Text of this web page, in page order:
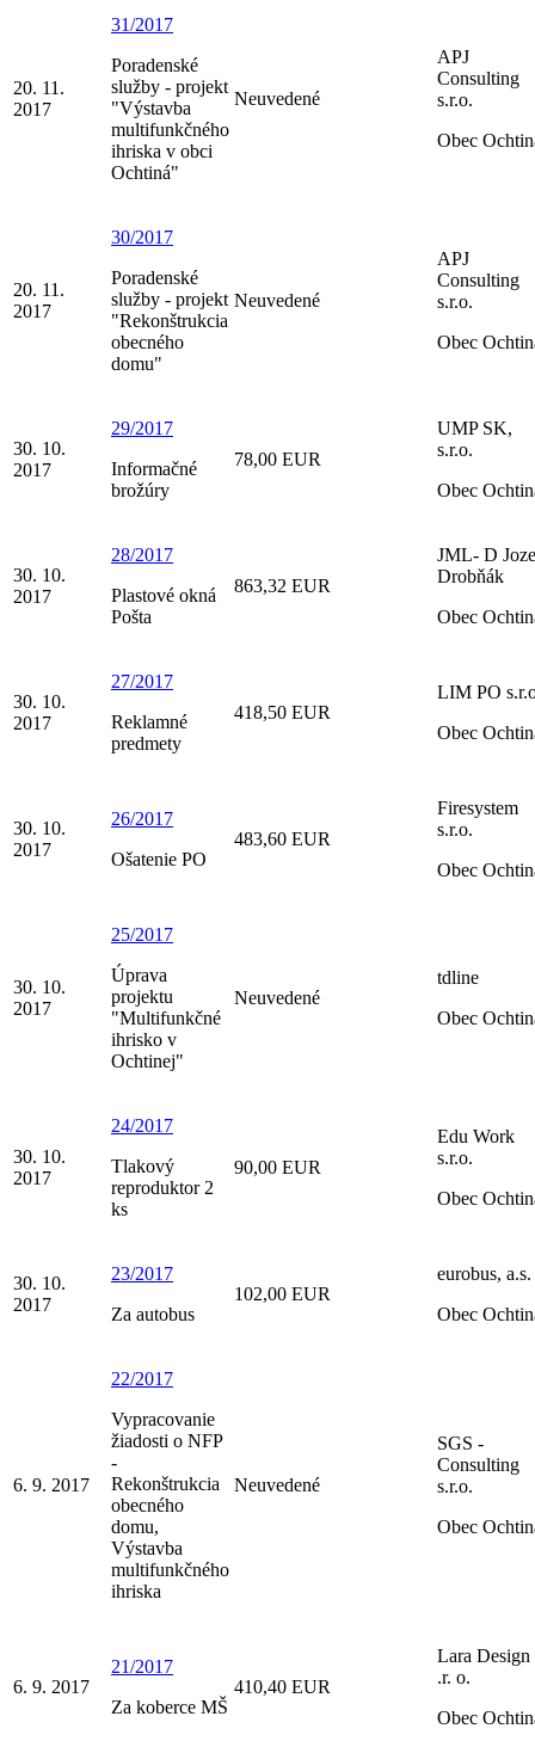
20. 11.
2017
31/2017
Poradenské
služby - projekt
"Výstavba
multifunkčného
ihriska v obci
Ochtiná"
Neuvedené
APJ
Consulting
s.r.o.
Obec
20. 11.
2017
30/2017
Poradenské
služby - projekt
"Rekonštrukcia
obecného
domu"
Neuvedené
APJ
Consulting
s.r.o.
Obec
30. 10.
2017
29/2017
Informačné
brožúry
78,00 EUR
UMP SK,
s.r.o.
Obec
30. 10.
2017
28/2017
Plastové okná
Pošta
863,32 EUR
JML- D
Drobňák
Obec
30. 10.
2017
27/2017
Reklamné
predmety
418,50 EUR
LIM PO
Obec
30. 10.
2017
26/2017
Ošatenie PO
483,60 EUR
Firesystem
s.r.o.
Obec
30. 10.
2017
25/2017
Úprava
projektu
"Multifunkčné
ihrisko v
Ochtinej"
Neuvedené
tdline
Obec
30. 10.
2017
24/2017
Tlakový
reproduktor 2
ks
90,00 EUR
Edu Work
s.r.o.
Obec
30. 10.
2017
23/2017
Za autobus
102,00 EUR
eurobus, a.s.
Obec
6. 9. 2017
22/2017
Vypracovanie
žiadosti o NFP
-
Rekonštrukcia
obecného
domu,
Výstavba
multifunkčného
ihriska
Neuvedené
SGS -
Consulting
s.r.o.
Obec
6. 9. 2017
21/2017
Za koberce MŠ
410,40 EUR
Lara Design
.r. o.
Obec